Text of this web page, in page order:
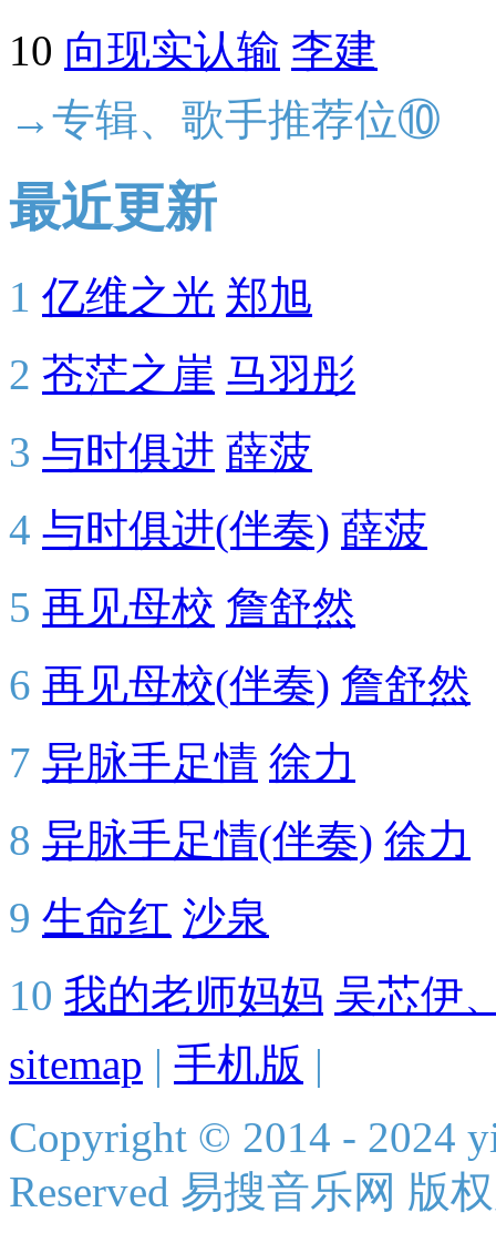
10 向现实认输 李建
→专辑、歌手推荐位⑩
最近更新
1 亿维之光 郑旭
2 苍茫之崖 马羽彤
3 与时俱进 薛菠
4 与时俱进(伴奏) 薛菠
5 再见母校 詹舒然
6 再见母校(伴奏) 詹舒然
7 异脉手足情 徐力
8 异脉手足情(伴奏) 徐力
9 生命红 沙泉
10 我的老师妈妈 吴芯伊
sitemap | 手机版 |
Copyright © 2014 - 2024
Reserved 易搜音乐网 版